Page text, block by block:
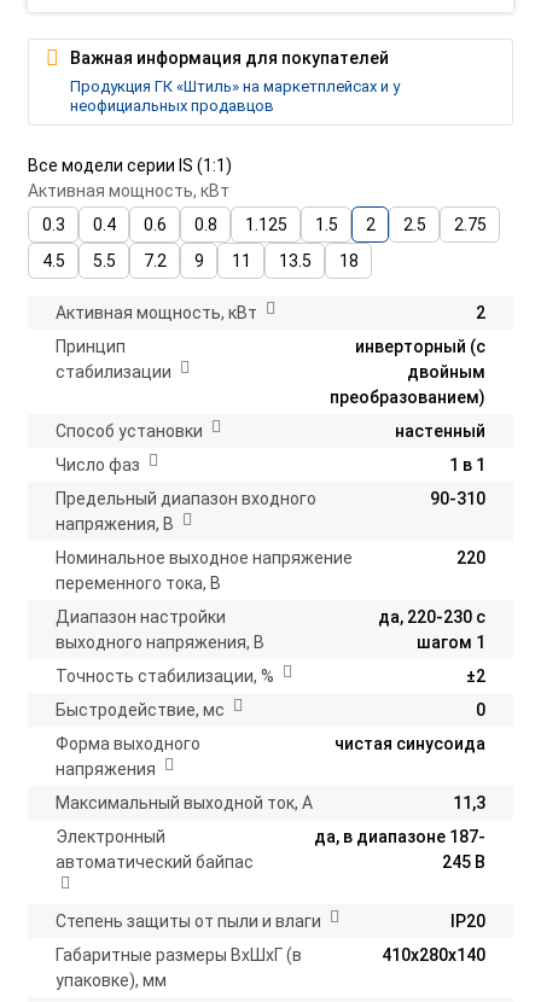
Все модели серии IS (1:1)
Активная мощность, кВт
0.3
0.4 0.6 0.8 1.125 1.5 2 2.5
2.75
4.5
5.5 7.2 9 11 13.5 18
Активная мощность, кВт
2
Принцип
стабилизации
инверторный (с
двойным
преобразованием)
Способ установки
настенный
Число фаз
1 в 1
Предельный диапазон входного
напряжения, В
90-310
Номинальное выходное напряжение
переменного тока, В
220
Диапазон настройки
выходного напряжения, В
да, 220-230 с
шагом 1
Точность стабилизации, %
±2
Быстродействие, мс
0
Форма выходного
напряжения
чистая синусоида
Максимальный выходной ток, А
11,3
Электронный
автоматический байпас
да, в диапазоне 187-
245 В
Степень защиты от пыли и влаги
IP20
Габаритные размеры ВхШхГ (в
упаковке), мм
410х280х140
Важная информация для покупателей
Продукция ГК «Штиль» на маркетплейсах и у
неофициальных продавцов